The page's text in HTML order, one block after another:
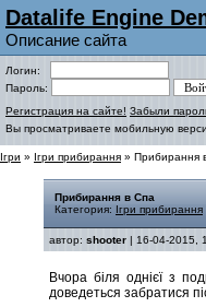
Datalife Engine
Описание сайта
Логин:
Пароль:
Регистрация на сайте! Забыли
Вы просматриваете мобильную
Ігри » Ігри прибирання » Прибирання
Прибирання в Спа
Категория: Ігри прибирання
автор: shooter | 16-04-2015,
Вчора біля однієї з
доведеться забратися